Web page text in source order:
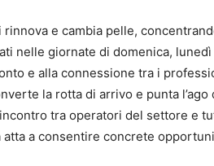
rinnova e cambia pelle,
nelle giornate di domenica,
e alla connessione tra i
la rotta di arrivo e punta
tra operatori del settore e
a consentire concrete